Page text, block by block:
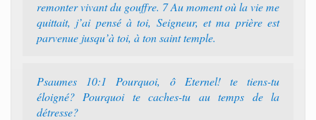
remonter vivant du gouffre. 7 Au moment où la vie me
quittait, j’ai pensé à toi, Seigneur, et ma prière est
parvenue jusqu’à toi, à ton saint temple.
Psaumes 10:1 Pourquoi, ô Eternel! te tiens-tu
éloigné? Pourquoi te caches-tu au temps de la
détresse?